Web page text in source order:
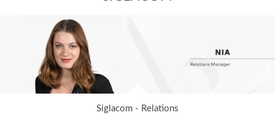
Siglacom - Relations